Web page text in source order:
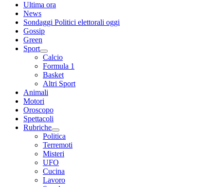
Ultima ora
News
Sondaggi Politici elettorali oggi
Gossip
Green
Sport
Calcio
Formula 1
Basket
Altri Sport
Animali
Motori
Oroscopo
Spettacoli
Rubriche
Politica
Terremoti
Misteri
UFO
Cucina
Lavoro